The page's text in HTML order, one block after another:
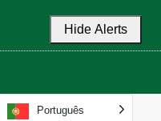
Hide Alerts
Português